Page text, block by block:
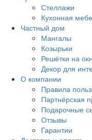
Стеллажи
Кухонная
Частный дом
Мангалы
Козырьки
Решётки на
Декор для
О компании
Правила
Партнёрская
Подарочные
Отзывы
Гарантии